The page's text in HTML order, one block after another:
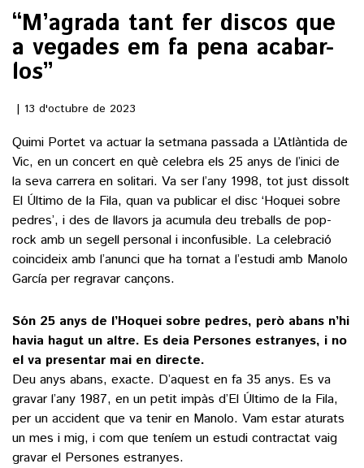
SOCIETAT
ECONOMIA
VEURE TOTES
FUTBOL
HOQUEI PATINS
MOTOR
ARTS ESCÈNIQUES
CULTURA POPULAR
LLIBRES
VEURE TOTES
SUPLEMENTS
FOTOGALERIES
9MAGAZÍN
BLOGOSFERA
“M’agrada tant fer discos que
a vegades em fa pena acabar-
los”
13 d'octubre de 2023
Quimi Portet va actuar la setmana passada a L’Atlàntida de
Vic, en un concert en què celebra els 25 anys de l’inici de
la seva carrera en solitari. Va ser l’any 1998, tot just dissolt
El Último de la Fila, quan va publicar el disc ‘Hoquei sobre
pedres’, i des de llavors ja acumula deu treballs de pop-
rock amb un segell personal i inconfusible. La celebració
coincideix amb l’anunci que ha tornat a l’estudi amb Manolo
García per regravar cançons.
Són 25 anys de l’Hoquei sobre pedres, però abans n’hi
havia hagut un altre. Es deia Persones estranyes, i no
el va presentar mai en directe.
Deu anys abans, exacte. D’aquest en fa 35 anys. Es va
gravar l’any 1987, en un petit impàs d’El Último de la Fila,
per un accident que va tenir en Manolo. Vam estar aturats
un mes i mig, i com que teníem un estudi contractat vaig
gravar el Persones estranyes.